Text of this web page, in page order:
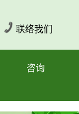
联络我们
咨询